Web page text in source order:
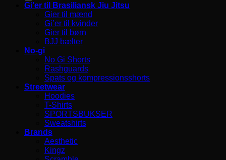
Gi’er til Brasiliansk Jiu Jitsu
Gier til mænd
Gi’er til kvinder
Gier til børn
BJJ bælter
No-gi
No Gi Shorts
Rashguards
Spats og kompressionsshorts
Streetwear
Hoodies
T-Shirts
SPORTSBUKSER
Sweatshirts
Brands
Aesthetic
Kingz